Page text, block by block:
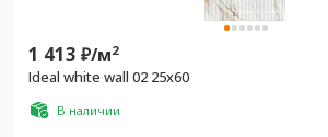
1 413 ₽/м2
Ideal white wall 02 25х60
В наличии